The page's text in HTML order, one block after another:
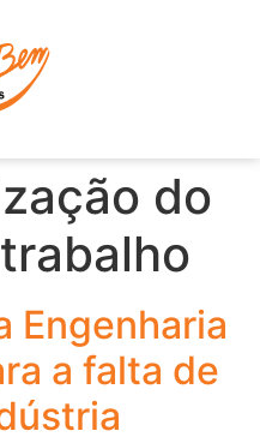
do
Engenharia
a falta de